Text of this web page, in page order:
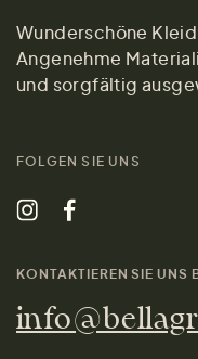
Wunderschöne
Angenehme
und sorgfältig
FOLGEN SIE UNS
KONTAKTIEREN SIE UNS